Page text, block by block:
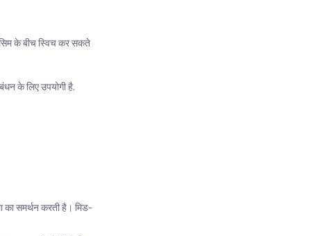
के बीच स्विच कर सकते
के लिए उपयोगी है,
समर्थन करती है। मिड-